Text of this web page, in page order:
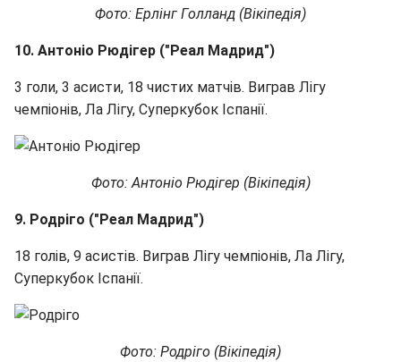
Фото: Ерлінг Голланд (Вікіпедія)
10. Антоніо Рюдігер ("Реал Мадрид")
3 голи, 3 асисти, 18 чистих матчів. Виграв Лігу
чемпіонів, Ла Лігу, Суперкубок Іспанії.
Фото: Антоніо Рюдігер (Вікіпедія)
9. Родріго ("Реал Мадрид")
18 голів, 9 асистів. Виграв Лігу чемпіонів, Ла Лігу,
Суперкубок Іспанії.
Фото: Родріго (Вікіпедія)